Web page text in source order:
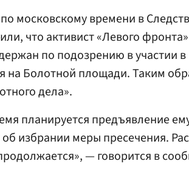
московскому времени в
что активист «Левого
по подозрению в участии
на Болотной площади. Таким
дела».
планируется предъявление
избрании меры пресечения.
— говорится в